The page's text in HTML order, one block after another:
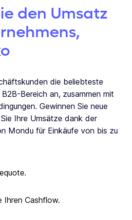
den Umsatz
die beliebteste
Bereich an, zusammen mit
Gewinnen Sie neue
Ihre Umsätze dank der
Mondu für Einkäufe von bis zu
Ihren Cashflow.